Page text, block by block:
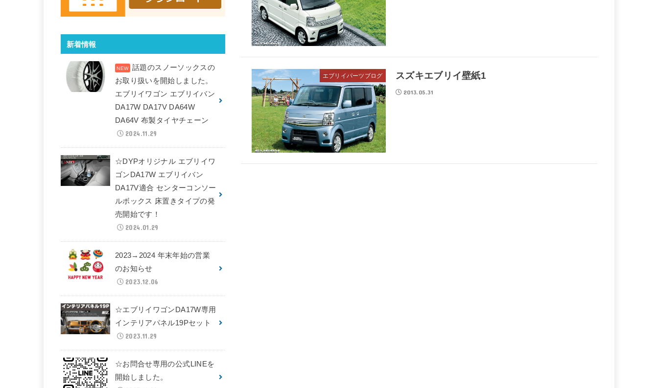
エブリイパーツブログ スズキエブリイ壁紙1
2013.05.31
新着情報
話題のスノーソックスの
お取り扱いを開始しました。
エブリイワゴン エブリイバン
DA17W DA17V DA64W
DA64V 布製タイヤチェーン
2024.11.29
☆DYPオリジナル エブリイワ
ゴンDA17W エブリイバン
DA17V適合 センターコンソー
ルボックス 床置きタイプの発
売開始です！
2024.01.29
2023→2024 年末年始の営業
のお知らせ
2023.12.06
☆エブリイワゴンDA17W専用
インテリアパネル19Pセット
2023.11.29
☆お問合せ専用の公式LINEを
開始しました。